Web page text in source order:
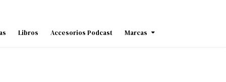
Libros Accesorios Podcast Marcas